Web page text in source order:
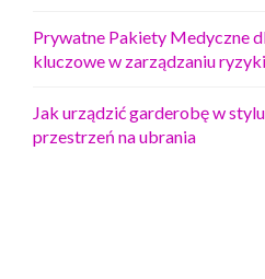
Prywatne Pakiety Medyczne
kluczowe w zarządzaniu
Jak urządzić garderobę w
przestrzeń na ubrania